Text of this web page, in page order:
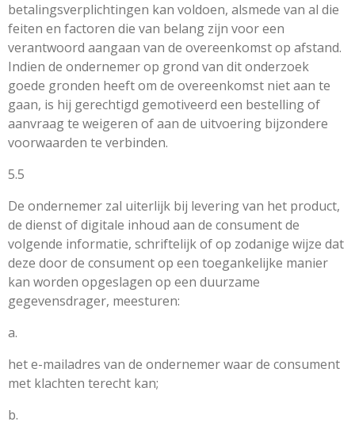
betalingsverplichtingen kan voldoen, alsmede van al die
feiten en factoren die van belang zijn voor een
verantwoord aangaan van de overeenkomst op afstand.
Indien de ondernemer op grond van dit onderzoek
goede gronden heeft om de overeenkomst niet aan te
gaan, is hij gerechtigd gemotiveerd een bestelling of
aanvraag te weigeren of aan de uitvoering bijzondere
voorwaarden te verbinden.
5.5
De ondernemer zal uiterlijk bij levering van het product,
de dienst of digitale inhoud aan de consument de
volgende informatie, schriftelijk of op zodanige wijze dat
deze door de consument op een toegankelijke manier
kan worden opgeslagen op een duurzame
gegevensdrager, meesturen:
a.
het e-mailadres van de ondernemer waar de consument
met klachten terecht kan;
b.